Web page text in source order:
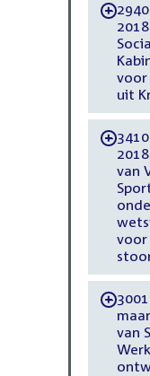
-
voor
uit
-
van
voor
-
van